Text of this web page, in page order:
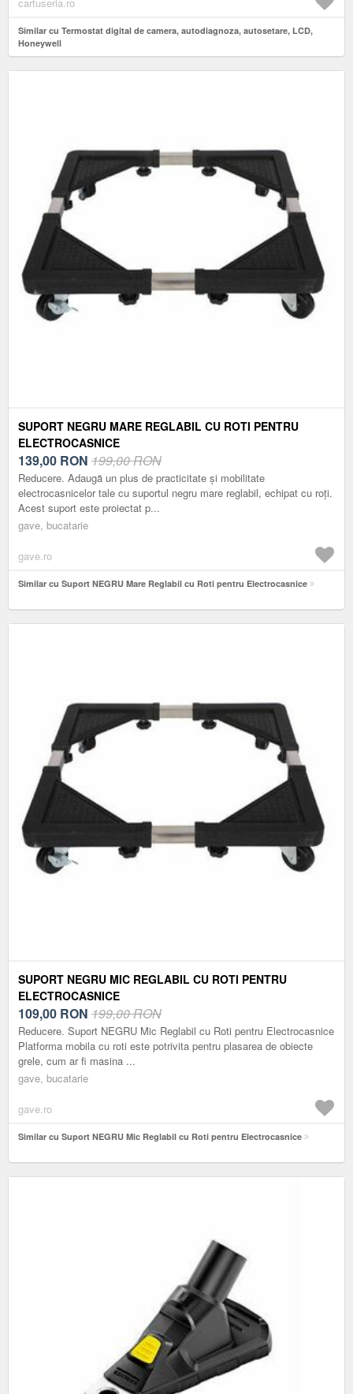
Similar cu Termostat digital de camera, autodiagnoza, autosetare, LCD,
Honeywell
SUPORT NEGRU MARE REGLABIL CU ROTI PENTRU
ELECTROCASNICE
139,00 RON 199,00 RON
Reducere. Adaugă un plus de practicitate și mobilitate
electrocasnicelor tale cu suportul negru mare reglabil, echipat cu roți.
Acest suport este proiectat p...
gave, bucatarie
gave.ro
Similar cu Suport NEGRU Mare Reglabil cu Roti pentru Electrocasnice
SUPORT NEGRU MIC REGLABIL CU ROTI PENTRU
ELECTROCASNICE
109,00 RON 199,00 RON
Reducere. Suport NEGRU Mic Reglabil cu Roti pentru Electrocasnice
Platforma mobila cu roti este potrivita pentru plasarea de obiecte
grele, cum ar fi masina ...
gave, bucatarie
gave.ro
Similar cu Suport NEGRU Mic Reglabil cu Roti pentru Electrocasnice